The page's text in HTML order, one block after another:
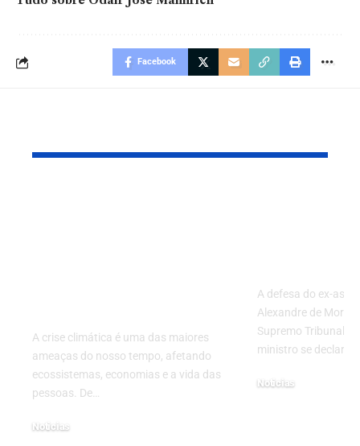
Facebook
A crise climática é uma das maiores
ameaças do nosso tempo, afetando
ecossistemas, economias e a vida das
pessoas. De…
Noticias
A defesa do ex-
Alexandre de
Supremo Tribunal
ministro se declare…
Noticias